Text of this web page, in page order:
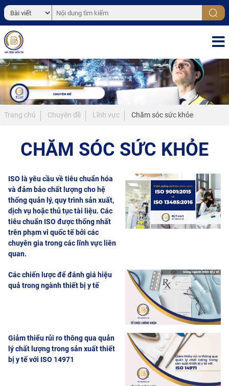
Trang chủ Chuyên đề Lĩnh vực Chăm sóc sức khỏe
CHĂM SÓC SỨC KHỎE
ISO là yêu cầu về tiêu chuẩn hóa
và đảm bảo chất lượng cho hệ
thống quản lý, quy trình sản xuất,
dịch vụ hoặc thủ tục tài liệu. Các
tiêu chuẩn ISO được thống nhất
trên phạm vi quốc tế bởi các
chuyên gia trong các lĩnh vực liên
quan.
Các chiến lược để đánh giá hiệu
quả trong ngành thiết bị y tế
Giảm thiểu rủi ro thông qua quản
lý chất lượng trong sản xuất thiết
bị y tế với ISO 14971